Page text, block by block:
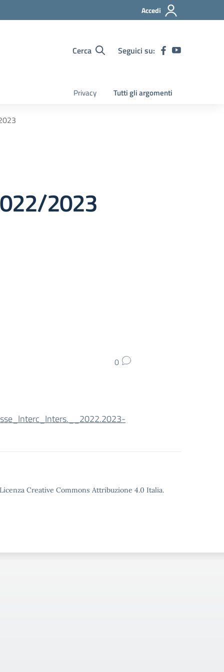
Accedi
Cerca Seguici su:
Privacy Tutti gli argomenti
2023
0
Creative Commons Attribuzione 4.0 Italia.